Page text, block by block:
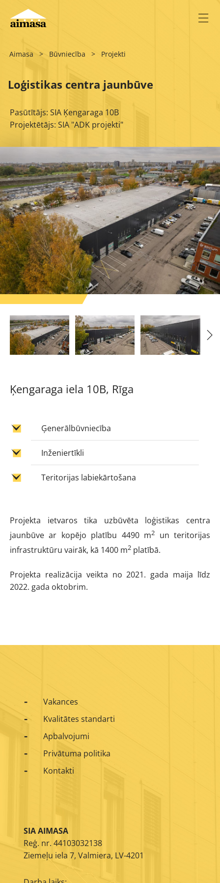
Aimasa > Būvniecība > Projekti
Loģistikas centra jaunbūve
Pasūtītājs: SIA Ķengaraga 10B
Projektētājs: SIA "ADK projekti"
Projekta ietvaros tika uzbūvēta loģistikas centra
jaunbūve ar kopējo platību 4490 m2
un teritorijas
infrastruktūru vairāk, kā 1400 m2 platībā.
Projekta realizācija veikta no 2021. gada maija līdz
2022. gada oktobrim.
Ķengaraga iela 10B, Rīga
Ģenerālbūvniecība
Inženiertīkli
Teritorijas labiekārtošana
Vakances
Kvalitātes standarti
Apbalvojumi
Privātuma politika
Kontakti
SIA AIMASA
Reģ. nr. 44103032138
Ziemeļu iela 7, Valmiera, LV-4201